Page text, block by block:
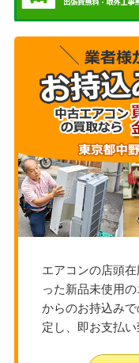
エアコンの店頭
った新品未使用
からのお持込み
定し、即お支払い